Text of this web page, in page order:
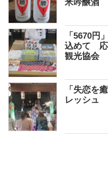
米吟醸酒
「5670円
込めて 応
観光協会
「失恋を
レッシュ